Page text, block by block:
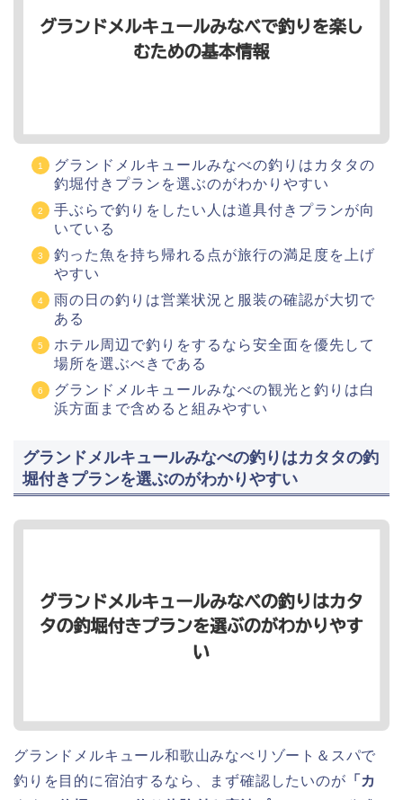
グランドメルキュールみなべの釣りはカタタの
釣堀付きプランを選ぶのがわかりやすい
手ぶらで釣りをしたい人は道具付きプランが向
いている
釣った魚を持ち帰れる点が旅行の満足度を上げ
やすい
雨の日の釣りは営業状況と服装の確認が大切で
ある
ホテル周辺で釣りをするなら安全面を優先して
場所を選ぶべきである
グランドメルキュールみなべの観光と釣りは白
浜方面まで含めると組みやすい
グランドメルキュールみなべの釣りはカタタの釣
堀付きプランを選ぶのがわかりやすい
グランドメルキュール和歌山みなべリゾート＆スパで
釣りを目的に宿泊するなら、まず確認したいのが 「カ